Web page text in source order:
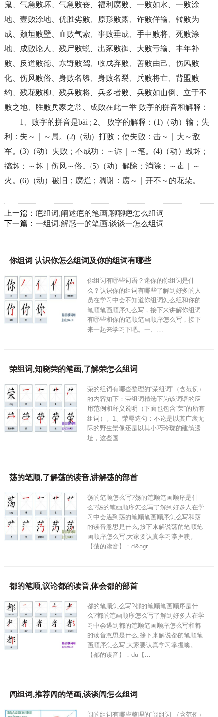
鬼、气急败坏、气急败丧、福利腐败、一败如水、一败涂
地、壹败涂地、优胜劣败、原形败露、诈败佯输、转败为
成、颓垣败壁、血败气索、事败垂成、手中败将、死败涂
地、成败论人、残尸败蜕、出豕败御、大败亏输、丰年补
败、反道败德、东野败驾、收成弃败、善败由己、伤风败
化、伤风败俗、身败名隳、身败名裂、兵败将亡、背盟败
约、残花败柳、残兵败将、兵多者败、兵败如山倒、立于不
败之地、胜败兵家之常、成败在此一举 败字的拼音和解释：
1、败字的拼音是bài ; 2、 败字的解释：(1)（动）输；失
利：失～｜～局。(2)（动）打败；使失败：击～｜大～敌
军。(3)（动）失败；不成功：～诉｜～笔。(4)（动）毁坏；
搞坏：～坏｜伤风～俗。(5)（动）解除；消除：～毒｜～
火。(6)（动）破旧；腐烂；凋谢：腐～｜开不～的花朵。
上一篇： 疤组词,阐述疤的笔画,聊聊疤怎么组词
下一篇： 一组词,解惑一的笔画,谈谈一怎么组词
你组词 认识你怎么组词及你的组词有哪些
你组词有哪些词语？迷你的你组词是什
么？认识你的组词有哪些了解到好多的人
员在学习中会不知道你组词怎么组和你的
笔顺笔画顺序怎么写，接下来讲解你组词
有哪些和你的笔顺笔画顺序怎么写，接下
来一起来学习下吧。一、…
荣组词,知晓荣的笔画,了解荣怎么组词
荣的组词有哪些整理的“荣组词”（含范例）
的内容如下：荣组词精选下为该词语的应
用范例和释义说明（下面也包含“荣”的所有
组词）。1、荣辱造句：不论是以其广袤无
际的野生景像还是以其小巧玲珑的建筑遗
址，这些国…
荡的笔顺,了解荡的读音,讲解荡的部首
荡的笔顺怎么写?荡的笔顺笔画顺序是什
么?荡的笔画顺序怎么写了解到好多人在学
习中会遇到荡的笔顺笔画顺序怎么写和荡
的读音意思是什么,接下来解说荡的笔顺笔
画顺序怎么写,大家要认真学习掌握噢。
【荡的读音】：d&agr…
都的笔顺,议论都的读音,体会都的部首
都的笔顺怎么写?都的笔顺笔画顺序是什
么?都的笔画顺序怎么写了解到好多人在学
习中会遇到都的笔顺笔画顺序怎么写和都
的读音意思是什么,接下来解说都的笔顺笔
画顺序怎么写,大家要认真学习掌握噢。
【都的读音】：dū【…
闾组词,推荐闾的笔画,谈谈闾怎么组词
闾的组词有哪些整理的“闾组词”（含范例）